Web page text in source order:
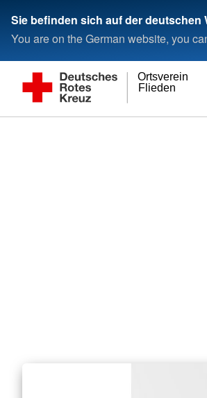
Sie befinden sich auf der deutschen
You are on the German website, you
Flieden
Ortsverein